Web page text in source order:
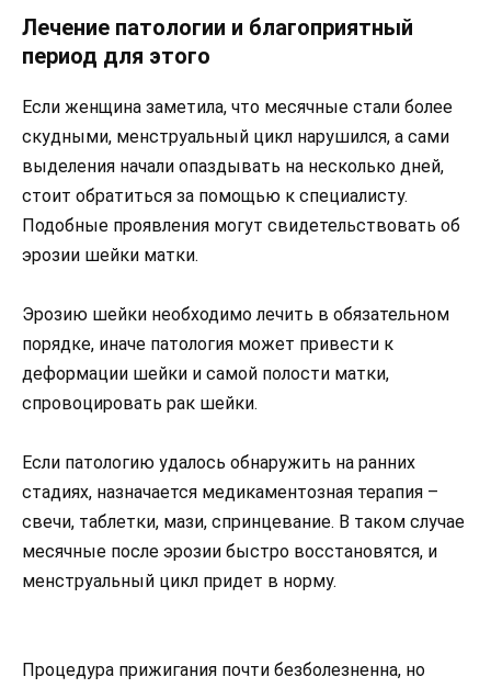
Лечение патологии и благоприятный
период для этого
Если женщина заметила, что месячные стали более
скудными, менструальный цикл нарушился, а сами
выделения начали опаздывать на несколько дней,
стоит обратиться за помощью к специалисту.
Подобные проявления могут свидетельствовать об
эрозии шейки матки.
Эрозию шейки необходимо лечить в обязательном
порядке, иначе патология может привести к
деформации шейки и самой полости матки,
спровоцировать рак шейки.
Если патологию удалось обнаружить на ранних
стадиях, назначается медикаментозная терапия –
свечи, таблетки, мази, спринцевание. В таком случае
месячные после эрозии быстро восстановятся, и
менструальный цикл придет в норму.
Процедура прижигания почти безболезненна, но